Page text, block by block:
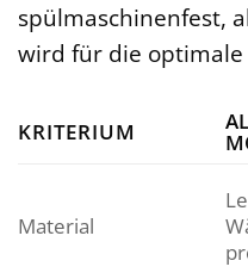
spülmaschinenfest,
wird für die optimale
KRITERIUM
Material